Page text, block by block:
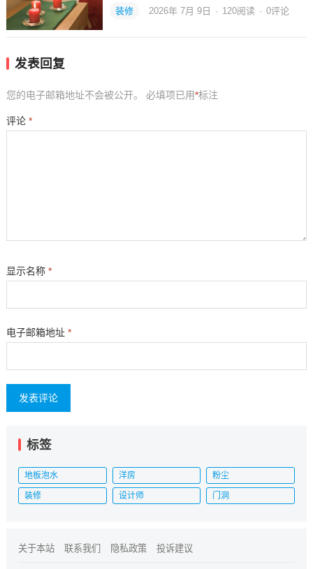
装修 2026年 7月 9日 · 120阅读 · 0评论
发表回复
您的电子邮箱地址不会被公开。 必填项已用*标注
评论 *
显示名称 *
电子邮箱地址 *
标签
地板泡水 洋房 粉尘
装修 设计师 门洞
关于本站 联系我们 隐私政策 投诉建议